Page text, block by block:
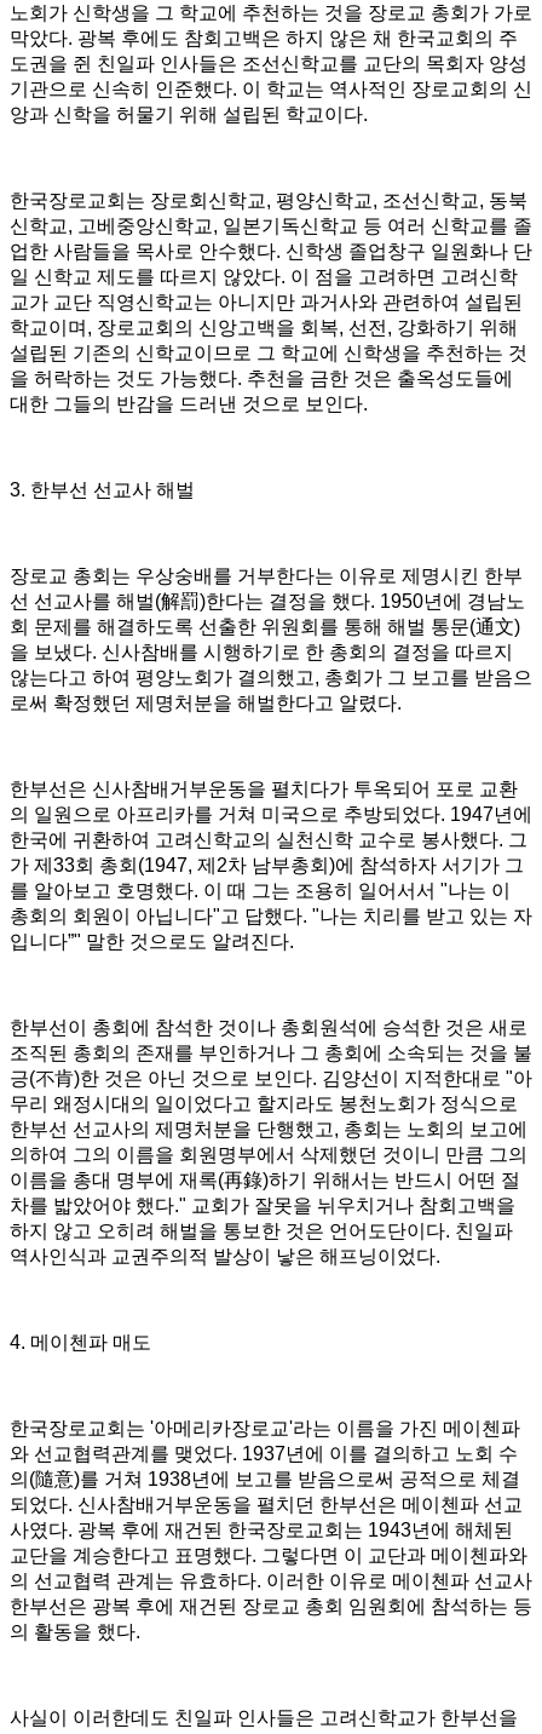
노회가 신학생을 그 학교에 추천하는 것을 장로교 총회가 가로
막았다. 광복 후에도 참회고백은 하지 않은 채 한국교회의 주
도권을 쥔 친일파 인사들은 조선신학교를 교단의 목회자 양성
기관으로 신속히 인준했다. 이 학교는 역사적인 장로교회의 신
앙과 신학을 허물기 위해 설립된 학교이다.
한국장로교회는 장로회신학교, 평양신학교, 조선신학교, 동북
신학교, 고베중앙신학교, 일본기독신학교 등 여러 신학교를 졸
업한 사람들을 목사로 안수했다. 신학생 졸업창구 일원화나 단
일 신학교 제도를 따르지 않았다. 이 점을 고려하면 고려신학
교가 교단 직영신학교는 아니지만 과거사와 관련하여 설립된
학교이며 , 장로교회의 신앙고백을 회복, 선전, 강화하기 위해
설립된 기존의 신학교이므로 그 학교에 신학생을 추천하는 것
을 허락하는 것도 가능했다. 추천을 금한 것은 출옥성도들에
대한 그들의 반감을 드러낸 것으로 보인다.
3. 한부선 선교사 해벌
장로교 총회는 우상숭배를 거부한다는 이유로 제명시킨 한부
선 선교사를 해벌(解罰)한다는 결정을 했다. 1950년에 경남노
회 문제를 해결하도록 선출한 위원회를 통해 해벌 통문(通文)
을 보냈다. 신사참배를 시행하기로 한 총회의 결정을 따르지
않는다고 하여 평양노회가 결의했고, 총회가 그 보고를 받음으
로써 확정했던 제명처분을 해벌한다고 알렸다.
한부선은 신사참배거부운동을 펼치다가 투옥되어 포로 교환
의 일원으로 아프리카를 거쳐 미국으로 추방되었다. 1947년에
한국에 귀환하여 고려신학교의 실천신학 교수로 봉사했다. 그
가 제 33회 총회 (1947, 제 2차 남부총회 )에 참석하자 서기가 그
를 알아보고 호명했다. 이 때 그는 조용히 일어서서 "나는 이
총회의 회원이 아닙니다"고 답했다. "나는 치리를 받고 있는 자
입니다”" 말한 것으로도 알려진다.
한부선이 총회에 참석한 것이나 총회원석에 승석한 것은 새로
조직된 총회의 존재를 부인하거나 그 총회에 소속되는 것을 불
긍(不肯)한 것은 아닌 것으로 보인다. 김양선이 지적한대로 "아
무리 왜정시대의 일이었다고 할지라도 봉천노회가 정식으로
한부선 선교사의 제명처분을 단행했고, 총회는 노회의 보고에
의하여 그의 이름을 회원명부에서 삭제했던 것이니 만큼 그의
이름을 총대 명부에 재록(再錄)하기 위해서는 반드시 어떤 절
차를 밟았어야 했다." 교회가 잘못을 뉘우치거나 참회고백을
하지 않고 오히려 해벌을 통보한 것은 언어도단이다. 친일파
역사인식과 교권주의적 발상이 낳은 해프닝이었다.
4. 메이첸파 매도
한국장로교회는 '아메리카장로교'라는 이름을 가진 메이첸파
와 선교협력관계를 맺었다. 1937년에 이를 결의하고 노회 수
의 (隨意)를 거쳐 1938년에 보고를 받음으로써 공적으로 체결
되었다. 신사참배거부운동을 펼치던 한부선은 메이첸파 선교
사였다. 광복 후에 재건된 한국장로교회는 1943년에 해체된
교단을 계승한다고 표명했다. 그렇다면 이 교단과 메이첸파와
의 선교협력 관계는 유효하다. 이러한 이유로 메이첸파 선교사
한부선은 광복 후에 재건된 장로교 총회 임원회에 참석하는 등
의 활동을 했다.
사실이 이러한데도 친일파 인사들은 고려신학교가 한부선을